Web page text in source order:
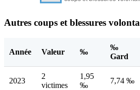
Autres coups et blessures
Année Valeur ‰
‰
Gard
2023
2
victimes
1,95
‰
7,74 ‰